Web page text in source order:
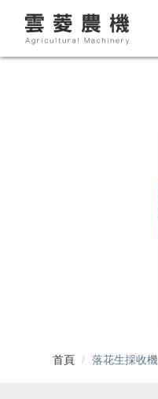
首頁 落花生採收機